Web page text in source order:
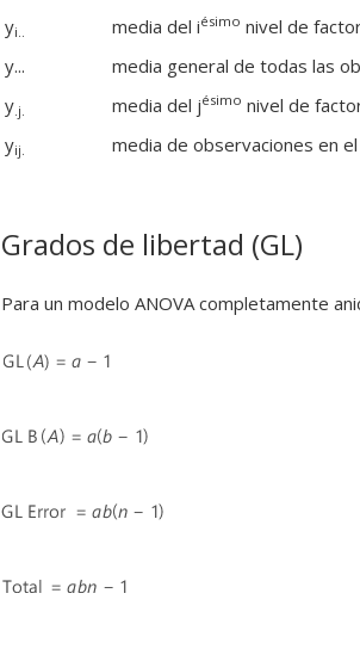
yi.. media del iésimo nivel de
y...
media general de todas las
y .j. media del jésimo nivel de
yij. media de observaciones en el
Grados de libertad (GL)
Para un modelo ANOVA completamente